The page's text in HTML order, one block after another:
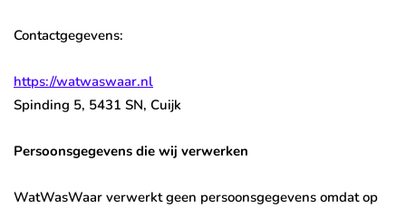
Contactgegevens:
https://watwaswaar.nl
Spinding 5, 5431 SN, Cuijk
Persoonsgegevens die wij verwerken
WatWasWaar verwerkt geen persoonsgegevens omdat op